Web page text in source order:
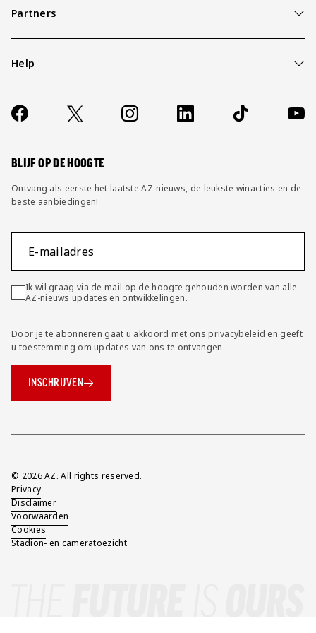
Partners
Help
Contact
FAQ
Socials
https://www.facebook.com/AZAlkmaar
X Instagram LinkedIn TikTok
BLIJF OP DE HOOGTE
Ontvang als eerste het laatste AZ-nieuws, de leukste winacties en de
beste aanbiedingen!
E-mailadres
Ik wil graag via de mail op de hoogte gehouden worden van alle
AZ-nieuws updates en ontwikkelingen.
Door je te abonneren gaat u akkoord met onsprivacybeleid en geeft
u toestemming om updates van ons te ontvangen.
INSCHRIJVEN
Overig
© 2026 AZ. All rights reserved.
Privacy
Disclaimer
Voorwaarden
Cookies
Stadion- en cameratoezicht